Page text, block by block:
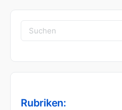
Suchen
nach:
Rubriken: